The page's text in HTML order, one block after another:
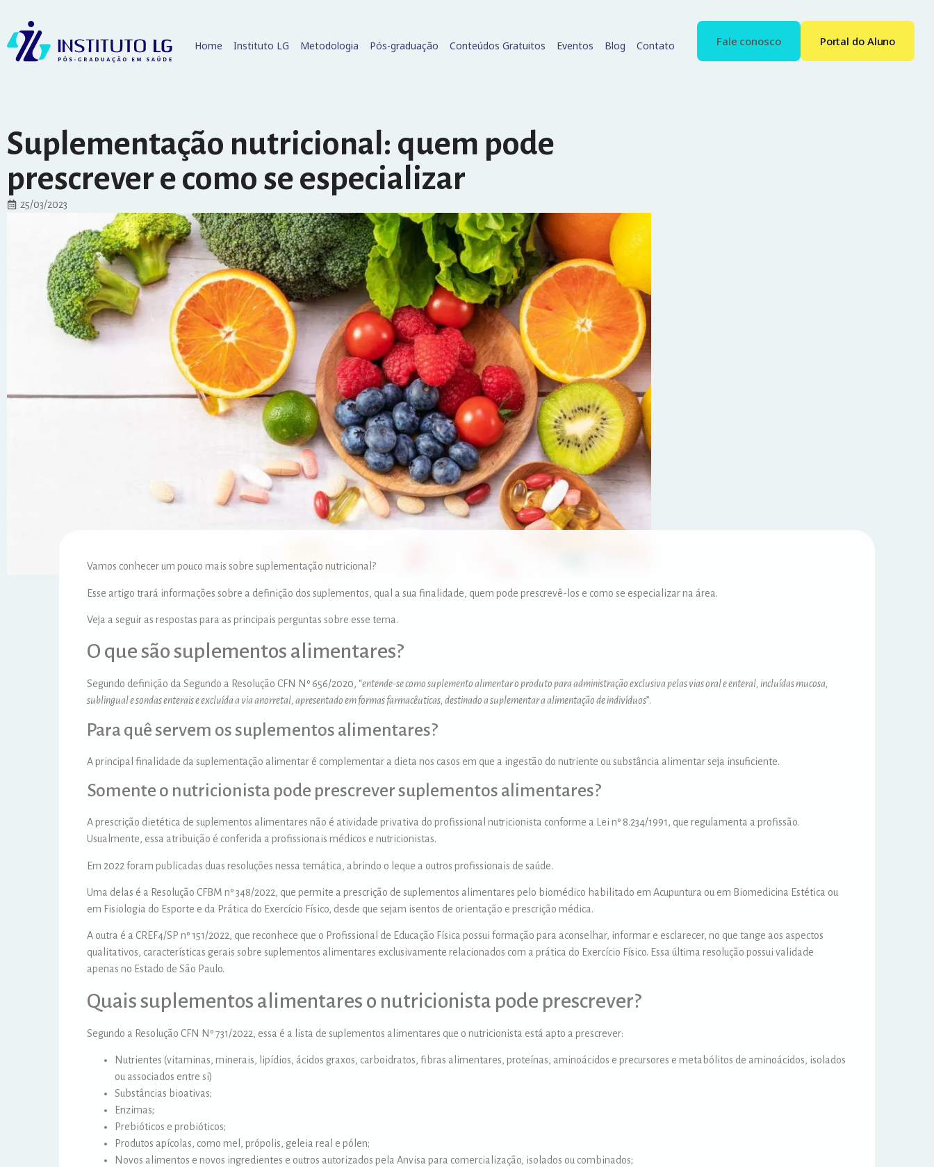
Home Instituto LG Metodologia Pós-graduação Conteúdos Gratuitos Eventos Blog Contato Fale conosco Portal do Aluno
Suplementação nutricional: quem pode
prescrever e como se especializar
25/03/2023
Vamos conhecer um pouco mais sobre suplementação nutricional?
Esse artigo trará informações sobre a definição dos suplementos, qual a sua finalidade, quem pode prescrevê-los e como se especializar na área.
Veja a seguir as respostas para as principais perguntas sobre esse tema.
O que são suplementos alimentares?
Segundo definição da Segundo a Resolução CFN Nº 656/2020, “entende-se como suplemento alimentar o produto para administração exclusiva pelas vias oral e enteral, incluídas mucosa,
sublingual e sondas enterais e excluída a via anorretal, apresentado em formas farmacêuticas, destinado a suplementar a alimentação de indivíduos”.
Para quê servem os suplementos alimentares?
A principal finalidade da suplementação alimentar é complementar a dieta nos casos em que a ingestão do nutriente ou substância alimentar seja insuficiente.
Somente o nutricionista pode prescrever suplementos alimentares?
A prescrição dietética de suplementos alimentares não é atividade privativa do profissional nutricionista conforme a Lei nº 8.234/1991, que regulamenta a profissão.
Usualmente, essa atribuição é conferida a profissionais médicos e nutricionistas.
Em 2022 foram publicadas duas resoluções nessa temática, abrindo o leque a outros profissionais de saúde.
Uma delas é a Resolução CFBM nº 348/2022, que permite a prescrição de suplementos alimentares pelo biomédico habilitado em Acupuntura ou em Biomedicina Estética ou
em Fisiologia do Esporte e da Prática do Exercício Físico, desde que sejam isentos de orientação e prescrição médica.
A outra é a CREF4/SP nº 151/2022, que reconhece que o Profissional de Educação Física possui formação para aconselhar, informar e esclarecer, no que tange aos aspectos
qualitativos, características gerais sobre suplementos alimentares exclusivamente relacionados com a prática do Exercício Físico. Essa última resolução possui validade
apenas no Estado de São Paulo.
Quais suplementos alimentares o nutricionista pode prescrever?
Segundo a Resolução CFN Nº 731/2022, essa é a lista de suplementos alimentares que o nutricionista está apto a prescrever:
Nutrientes (vitaminas, minerais, lipídios, ácidos graxos, carboidratos, fibras alimentares, proteínas, aminoácidos e precursores e metabólitos de aminoácidos, isolados
ou associados entre si)
Substâncias bioativas;
Enzimas;
Prebióticos e probióticos;
Produtos apícolas, como mel, própolis, geleia real e pólen;
Novos alimentos e novos ingredientes e outros autorizados pela Anvisa para comercialização, isolados ou combinados;